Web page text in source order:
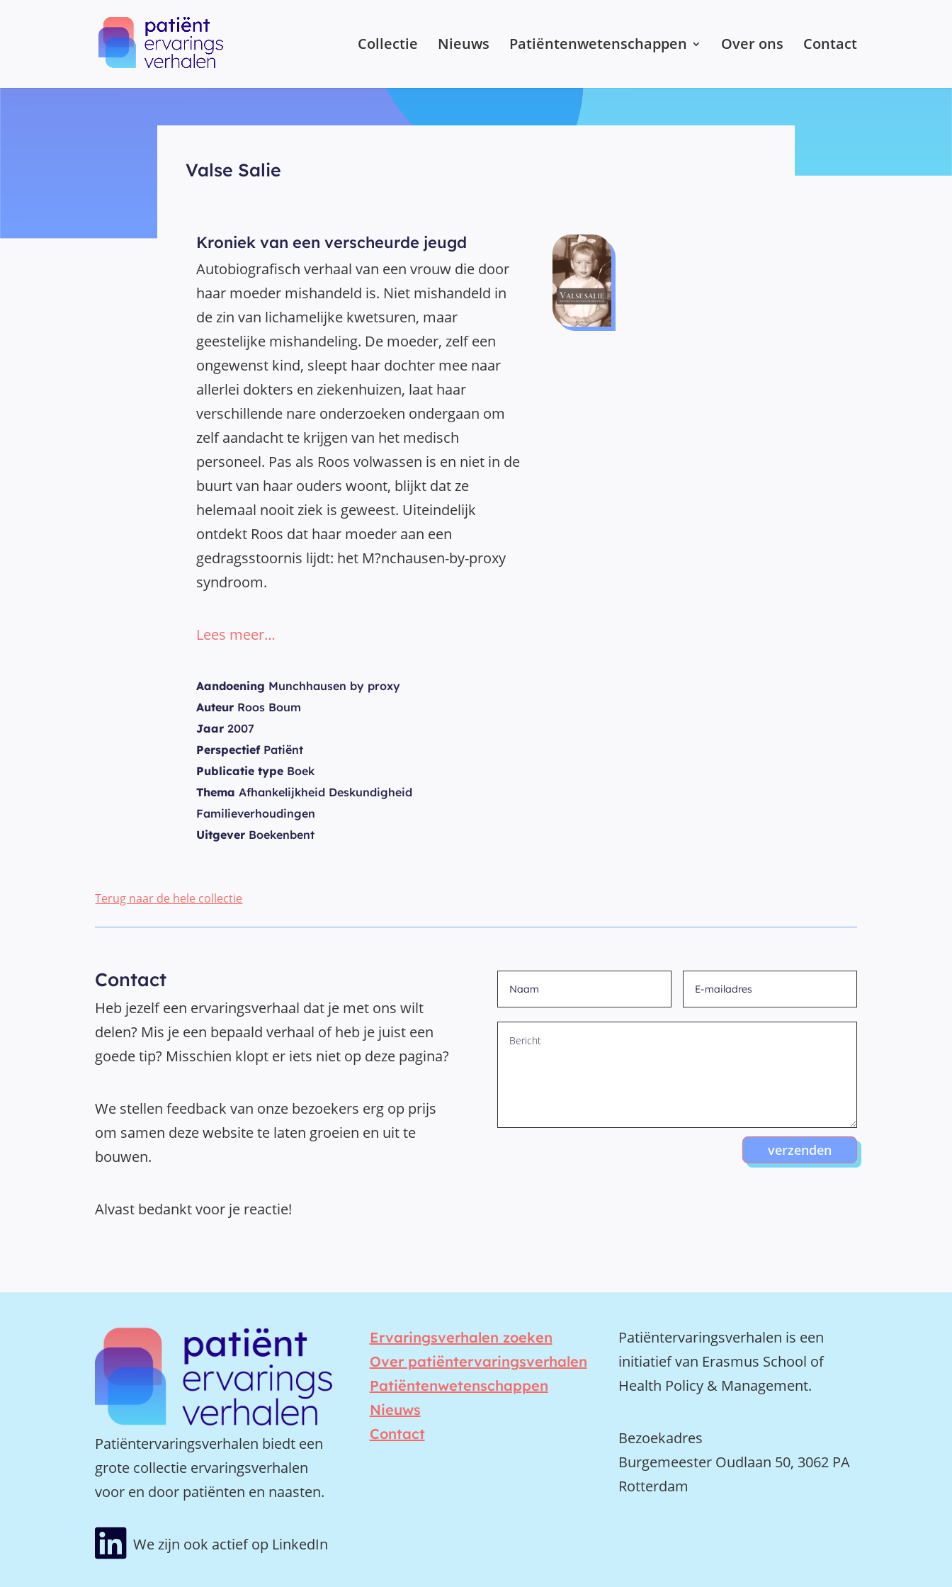
Collectie Nieuws Patiëntenwetenschappen Over ons Contact
Valse Salie
Kroniek van een verscheurde jeugd
Autobiografisch verhaal van een vrouw die door
haar moeder mishandeld is. Niet mishandeld in
de zin van lichamelijke kwetsuren, maar
geestelijke mishandeling. De moeder, zelf een
ongewenst kind, sleept haar dochter mee naar
allerlei dokters en ziekenhuizen, laat haar
verschillende nare onderzoeken ondergaan om
zelf aandacht te krijgen van het medisch
personeel. Pas als Roos volwassen is en niet in de
buurt van haar ouders woont, blijkt dat ze
helemaal nooit ziek is geweest. Uiteindelijk
ontdekt Roos dat haar moeder aan een
gedragsstoornis lijdt: het M?nchausen-by-proxy
syndroom.
Lees meer…
Aandoening Munchhausen by proxy
Auteur Roos Boum
Jaar 2007
PerspectiefPatiënt
Publicatie type Boek
Thema Afhankelijkheid Deskundigheid
Familieverhoudingen
Uitgever Boekenbent
Terug naar de hele collectie
Contact
Heb jezelf een ervaringsverhaal dat je met ons wilt
delen? Mis je een bepaald verhaal of heb je juist een
goede tip? Misschien klopt er iets niet op deze pagina?
We stellen feedback van onze bezoekers erg op prijs
om samen deze website te laten groeien en uit te
bouwen.
Alvast bedankt voor je reactie!
verzenden
Patiëntervaringsverhalen biedt een
grote collectie ervaringsverhalen
voor en door patiënten en naasten.
Ervaringsverhalen zoeken
Over patiëntervaringsverhalen
Patiëntenwetenschappen
Nieuws
Contact
Patiëntervaringsverhalen is een
initiatief van Erasmus School of
Health Policy & Management.
Bezoekadres
Burgemeester Oudlaan 50, 3062 PA
Rotterdam
 We zijn ook actief op LinkedIn